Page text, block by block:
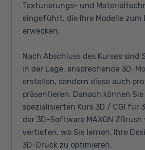
Texturierungs- und
eingeführt, die Ihre Modelle zum
erwecken.
Nach Abschluss des Kurses sind
in der Lage, ansprechende 3D-
erstellen, sondern diese auch
präsentieren. Danach können Sie
spezialisierten Kurs 3D / CGI für
der 3D-Software MAXON
vertiefen, wo Sie lernen, Ihre
3D-Druck zu optimieren.